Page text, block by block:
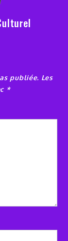
publiée. Les
*